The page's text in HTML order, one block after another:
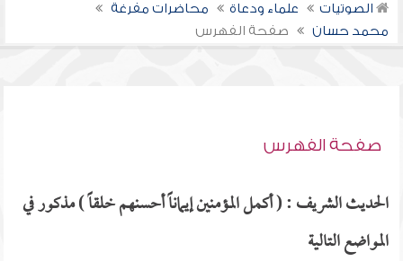
الصوتيات علماء ودعاة
محاضرات مفرغة
محمد حسان
صفحة الفهرس
صفحة الفهرس
الحديث الشريف : ( أكمل المؤمنين إيماناً أحسنهم خلقاً ) مذكور في
المواضع التالية